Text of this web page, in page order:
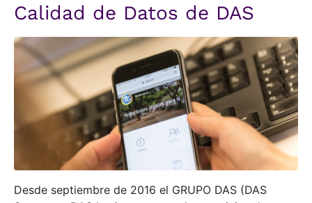
Calidad de Datos de DAS
Desde septiembre de 2016 el GRUPO DAS (DAS